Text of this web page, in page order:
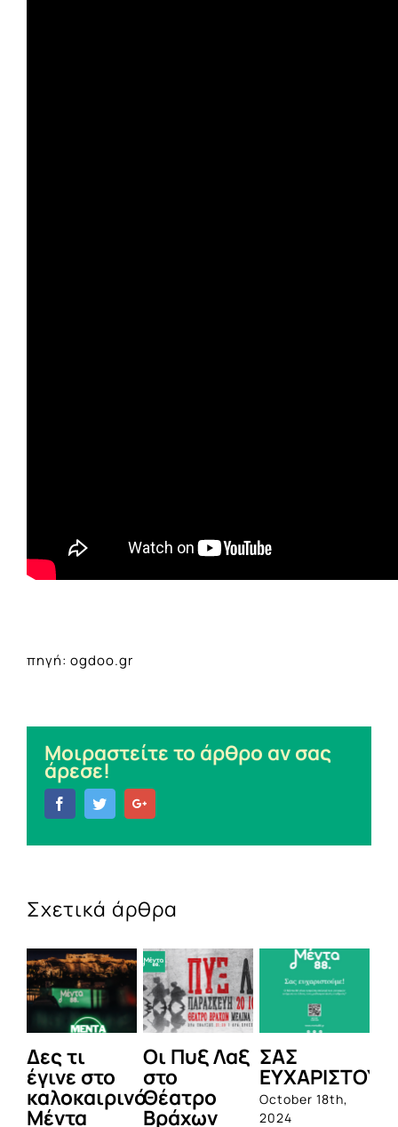
πηγή: ogdoo.gr
Μοιραστείτε το άρθρο αν σας
άρεσε!
FacebookTwitter
Σχετικά άρθρα
Δες τι
έγινε στο
καλοκαιρινό
Μέντα
Οι Πυξ Λαξ
στο
Θέατρο
Βράχων
ΣΑΣ
October 18th,
2024